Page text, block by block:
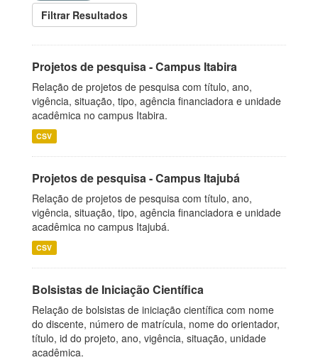
Filtrar Resultados
Projetos de pesquisa - Campus Itabira
Relação de projetos de pesquisa com título, ano,
vigência, situação, tipo, agência financiadora e unidade
acadêmica no campus Itabira.
CSV
Projetos de pesquisa - Campus Itajubá
Relação de projetos de pesquisa com título, ano,
vigência, situação, tipo, agência financiadora e unidade
acadêmica no campus Itajubá.
CSV
Bolsistas de Iniciação Científica
Relação de bolsistas de iniciação científica com nome
do discente, número de matrícula, nome do orientador,
título, id do projeto, ano, vigência, situação, unidade
acadêmica.